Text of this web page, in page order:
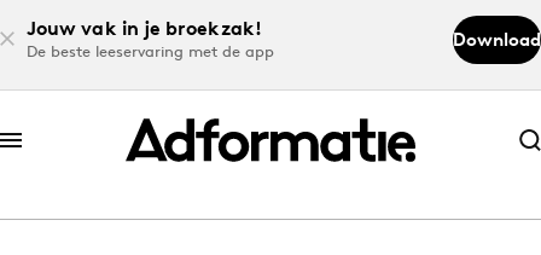
Jouw vak in je broekzak!
De beste leeservaring met de app
Download
Abonneer nu
Abonneer nu